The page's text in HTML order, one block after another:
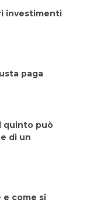
investimenti
paga
quinto può
di un
e come si